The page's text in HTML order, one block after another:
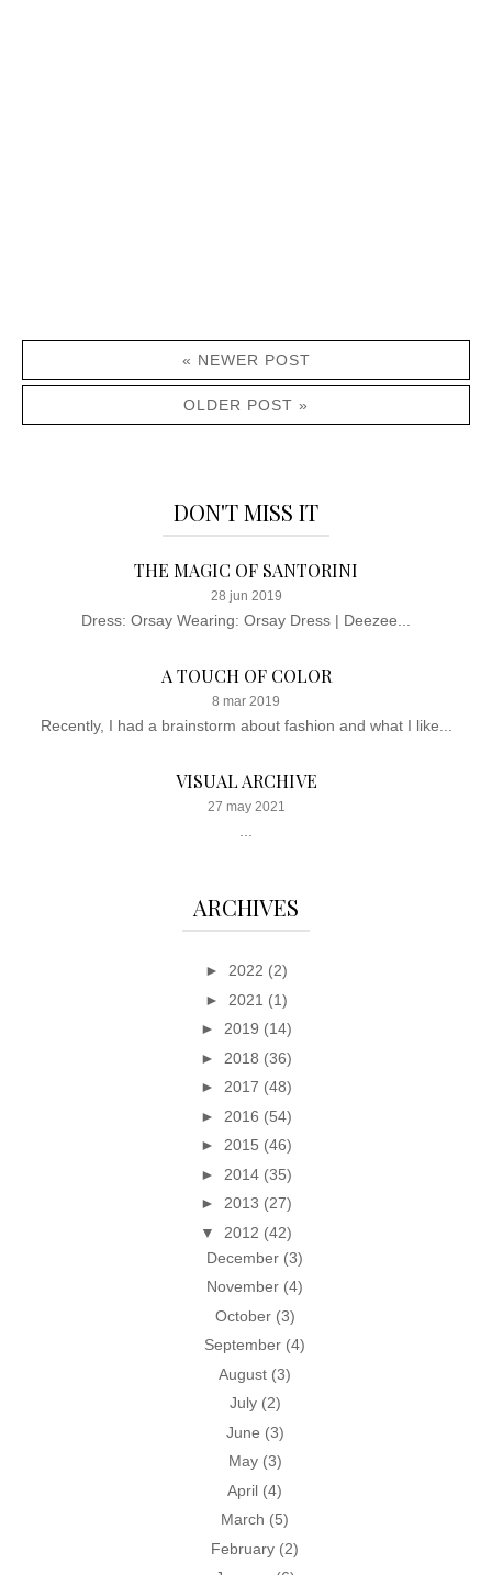
« NEWER POST
OLDER POST »
DON'T MISS IT
THE MAGIC OF SANTORINI
28 jun 2019
Dress: Orsay Wearing: Orsay Dress | Deezee...
A TOUCH OF COLOR
8 mar 2019
Recently, I had a brainstorm about fashion and what I like...
VISUAL ARCHIVE
27 may 2021
ARCHIVES
► 2022 (2)
► 2021 (1)
► 2019 (14)
► 2018 (36)
► 2017 (48)
► 2016 (54)
► 2015 (46)
► 2014 (35)
► 2013 (27)
▼ 2012 (42)
December (3)
November (4)
October (3)
September (4)
August (3)
July (2)
June (3)
May (3)
April (4)
March (5)
February (2)